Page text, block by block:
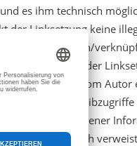
es ihm technisch
Linksetzung keine
der verlinkten/
die nach der
in vom Autor
externe
dargebotener
lediglich